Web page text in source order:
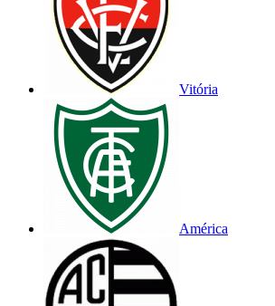
Vitória
América